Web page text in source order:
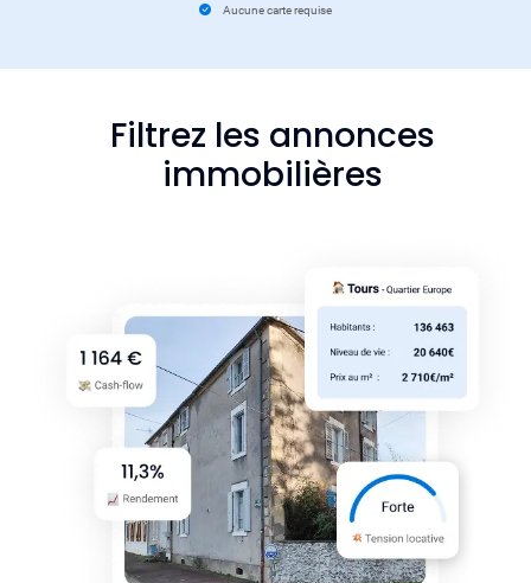
Aucune carte requise
Filtrez les annonces
immobilières